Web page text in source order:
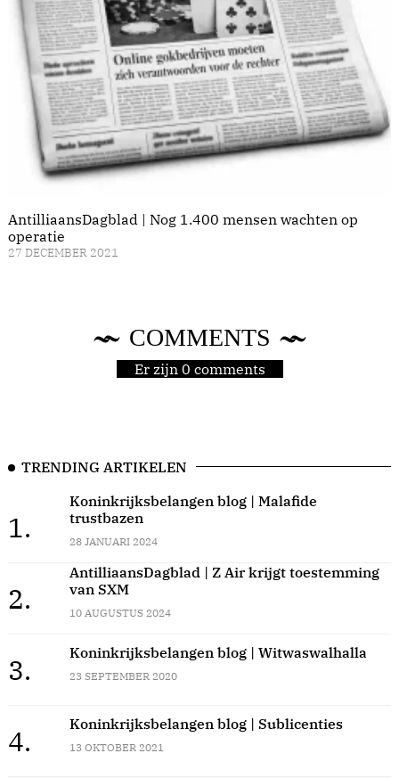
AntilliaansDagblad | Nog 1.400 mensen wachten op
operatie
27 DECEMBER 2021
COMMENTS
Er zijn 0 comments
TRENDING ARTIKELEN
1.
Koninkrijksbelangen blog | Malafide
trustbazen
28 JANUARI 2024
2.
AntilliaansDagblad | Z Air krijgt toestemming
van SXM
10 AUGUSTUS 2024
3.
Koninkrijksbelangen blog | Witwaswalhalla
23 SEPTEMBER 2020
4.
Koninkrijksbelangen blog | Sublicenties
13 OKTOBER 2021